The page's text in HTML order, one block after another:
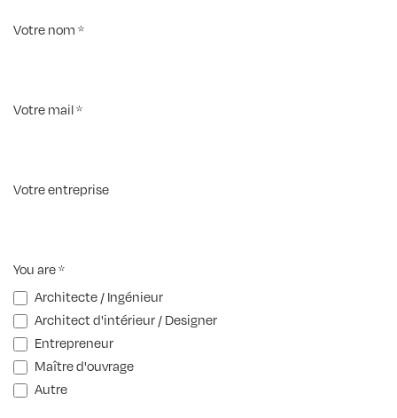
Votre nom *
Votre mail*
Votre entreprise
You are*
Architecte / Ingénieur
Architect d'intérieur / Designer
Entrepreneur
Maître d'ouvrage
Autre